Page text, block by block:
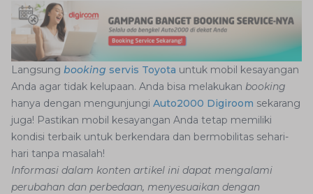
Langsung booking servis Toyota untuk mobil kesayangan
Anda agar tidak kelupaan. Anda bisa melakukan booking
hanya dengan mengunjungi Auto2000 Digiroom sekarang
juga! Pastikan mobil kesayangan Anda tetap memiliki
kondisi terbaik untuk berkendara dan bermobilitas sehari-
hari tanpa masalah!
Informasi dalam konten artikel ini dapat mengalami
perubahan dan perbedaan, menyesuaikan dengan